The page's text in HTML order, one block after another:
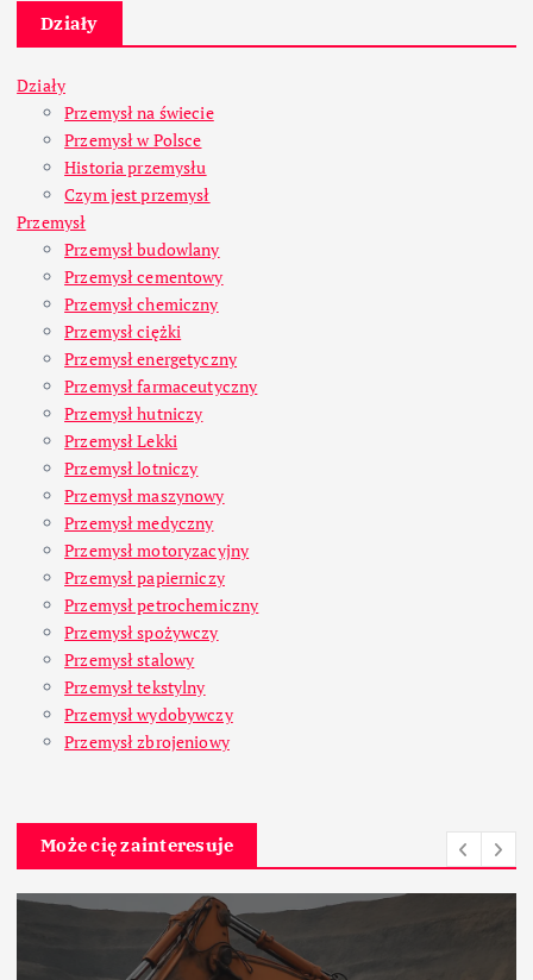
Działy
Działy
Przemysł na świecie
Przemysł w Polsce
Historia przemysłu
Czym jest przemysł
Przemysł
Przemysł budowlany
Przemysł cementowy
Przemysł chemiczny
Przemysł ciężki
Przemysł energetyczny
Przemysł farmaceutyczny
Przemysł hutniczy
Przemysł Lekki
Przemysł lotniczy
Przemysł maszynowy
Przemysł medyczny
Przemysł motoryzacyjny
Przemysł papierniczy
Przemysł petrochemiczny
Przemysł spożywczy
Przemysł stalowy
Przemysł tekstylny
Przemysł wydobywczy
Przemysł zbrojeniowy
Może cię zainteresuje